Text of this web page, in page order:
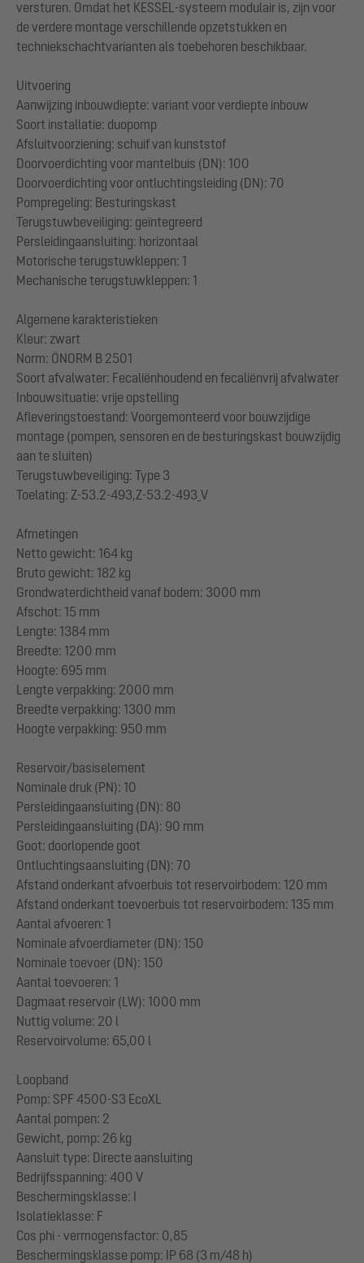
versturen. Omdat het KESSEL-systeem modulair is, zijn voor
de verdere montage verschillende opzetstukken en
techniekschachtvarianten als toebehoren beschikbaar.
Uitvoering
Aanwijzing inbouwdiepte: variant voor verdiepte inbouw
Soort installatie: duopomp
Afsluitvoorziening: schuif van kunststof
Doorvoerdichting voor mantelbuis (DN): 100
Doorvoerdichting voor ontluchtingsleiding (DN): 70
Pompregeling: Besturingskast
Terugstuwbeveiliging: geïntegreerd
Persleidingaansluiting: horizontaal
Motorische terugstuwkleppen: 1
Mechanische terugstuwkleppen: 1
Algemene karakteristieken
Kleur: zwart
Norm: ÖNORM B 2501
Soort afvalwater: Fecaliënhoudend en fecaliënvrij afvalwater
Inbouwsituatie: vrije opstelling
Afleveringstoestand: Voorgemonteerd voor bouwzijdige
montage (pompen, sensoren en de besturingskast bouwzijdig
aan te sluiten)
Terugstuwbeveiliging: Type 3
Toelating: Z-53.2-493,Z-53.2-493_V
Afmetingen
Netto gewicht: 164 kg
Bruto gewicht: 182 kg
Grondwaterdichtheid vanaf bodem: 3000 mm
Afschot: 15 mm
Lengte: 1384 mm
Breedte: 1200 mm
Hoogte: 695 mm
Lengte verpakking: 2000 mm
Breedte verpakking: 1300 mm
Hoogte verpakking: 950 mm
Reservoir/basiselement
Nominale druk (PN): 10
Persleidingaansluiting (DN): 80
Persleidingaansluiting (DA): 90 mm
Goot: doorlopende goot
Ontluchtingsaansluiting (DN): 70
Afstand onderkant afvoerbuis tot reservoirbodem: 120 mm
Afstand onderkant toevoerbuis tot reservoirbodem: 135 mm
Aantal afvoeren: 1
Nominale afvoerdiameter (DN): 150
Nominale toevoer (DN): 150
Aantal toevoeren: 1
Dagmaat reservoir (LW): 1000 mm
Nuttig volume: 20 l
Reservoirvolume: 65,00 l
Loopband
Pomp: SPF 4500-S3 EcoXL
Aantal pompen: 2
Gewicht, pomp: 26 kg
Aansluit type: Directe aansluiting
Bedrijfsspanning: 400 V
Beschermingsklasse: I
Isolatieklasse: F
Cos phi - vermogensfactor: 0,85
Beschermingsklasse pomp: IP 68 (3 m/48 h)